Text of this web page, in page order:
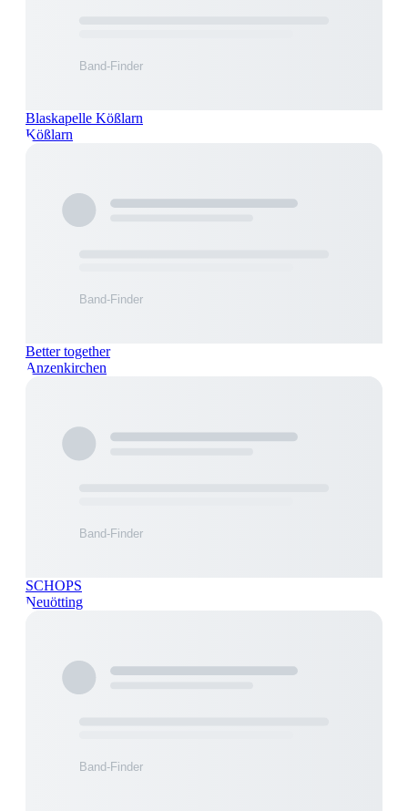
Blaskapelle Kößlarn
Kößlarn
Better together
Anzenkirchen
SCHOPS
Neuötting